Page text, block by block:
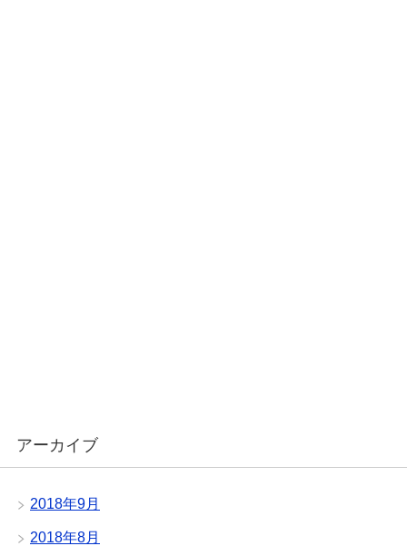
アーカイブ
2018年9月
2018年8月